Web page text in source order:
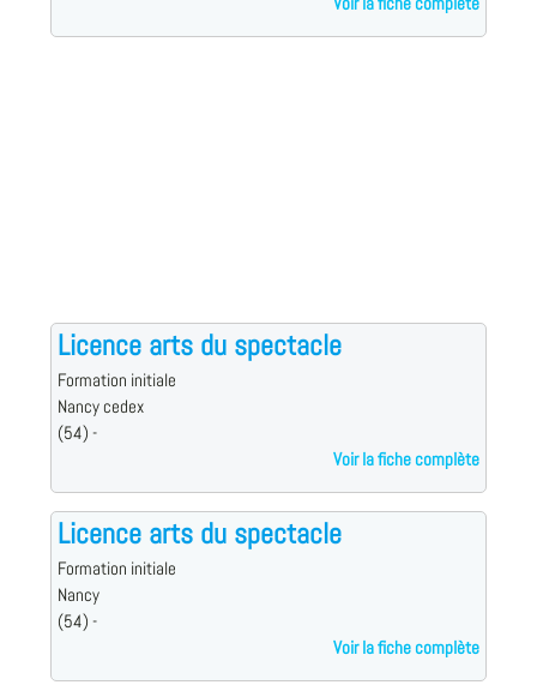
Licence arts du spectacle
Formation initiale
Nancy cedex
(54) -
Voir la fiche complète
Licence arts du spectacle
Formation initiale
Nancy
(54) -
Voir la fiche complète